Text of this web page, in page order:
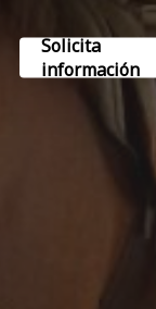
Solicita
información